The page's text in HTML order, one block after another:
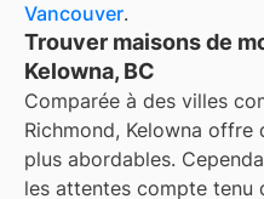
Vancouver.
Trouver maisons de
Kelowna, BC
Comparée à des villes
Richmond, Kelowna
plus abordables.
les attentes compte tenu